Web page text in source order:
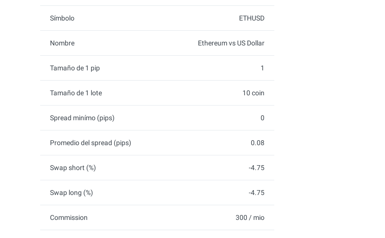
Símbolo ETHUSD
Nombre Ethereum vs US Dollar
Tamaño de 1 pip 1
Tamaño de 1 lote 10 coin
Spread minímo (pips) 0
Promedio del spread (pips) 0.08
Swap short (%) -4.75
Swap long (%) -4.75
Commission 300 / mio